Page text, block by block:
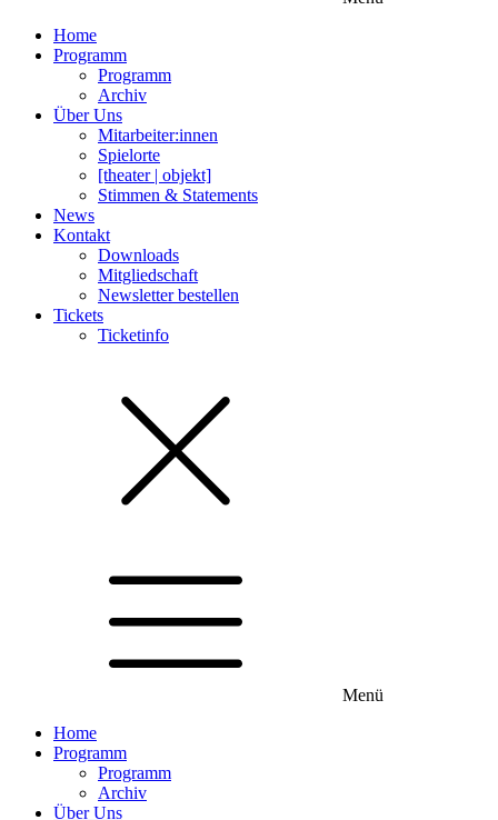
Home
Programm
Programm
Archiv
Über Uns
Mitarbeiter:innen
Spielorte
[theater | objekt]
Stimmen & Statements
News
Kontakt
Downloads
Mitgliedschaft
Newsletter bestellen
Tickets
Ticketinfo
Menü
Home
Programm
Programm
Archiv
Über Uns